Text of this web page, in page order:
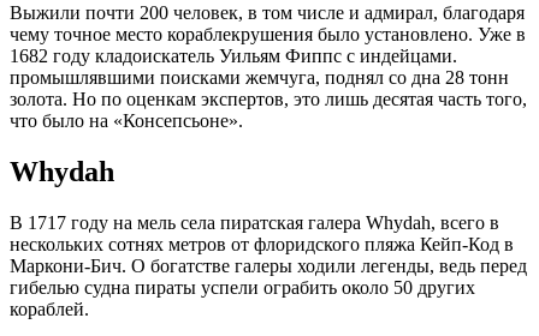
Выжили почти 200 человек, в том числе и адмирал, благодаря
чему точное место кораблекрушения было установлено. Уже в
1682 году кладоискатель Уильям Фиппс с индейцами.
промышлявшими поисками жемчуга, поднял со дна 28 тонн
золота. Но по оценкам экспертов, это лишь десятая часть того,
что было на «Консепсьоне».
Whydah
В 1717 году на мель села пиратская галера Whydah, всего в
нескольких сотнях метров от флоридского пляжа Кейп-Код в
Маркони-Бич. О богатстве галеры ходили легенды, ведь перед
гибелью судна пираты успели ограбить около 50 других
кораблей.